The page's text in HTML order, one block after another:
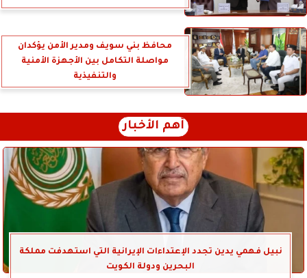
محافظ بني سويف ومدير الأمن يؤكدان
مواصلة التكامل بين الأجهزة الأمنية
والتنفيذية
أهم الأخبار
نبيل فهمي يدين تجدد الإعتداءات الإيرانية التي استهدفت مملكة
البحرين ودولة الكويت